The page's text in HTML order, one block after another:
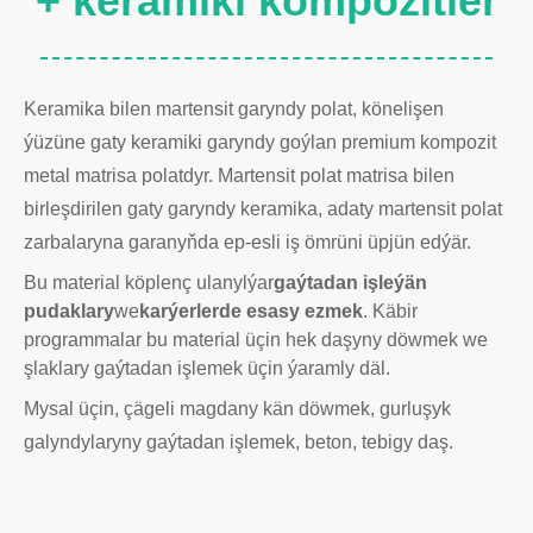
Keramika bilen martensit garyndy polat, könelişen
ýüzüne gaty keramiki garyndy goýlan premium kompozit
metal matrisa polatdyr. Martensit polat matrisa bilen
birleşdirilen gaty garyndy keramika, adaty martensit polat
zarbalaryna garanyňda ep-esli iş ömrüni üpjün edýär.
Bu material köplenç ulanylýargaýtadan işleýän
pudaklarywekarýerlerde esasy ezmek. Käbir
programmalar bu material üçin hek daşyny döwmek we
şlaklary gaýtadan işlemek üçin ýaramly däl.
Mysal üçin, çägeli magdany kän döwmek, gurluşyk
galyndylaryny gaýtadan işlemek, beton, tebigy daş.